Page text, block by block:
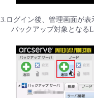
3.ログイン後、管理画面が表
バックアップ対象となる